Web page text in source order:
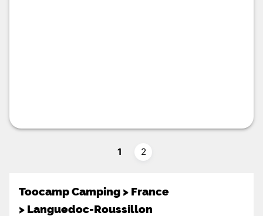
1 2
Toocamp Camping > France
> Languedoc-Roussillon